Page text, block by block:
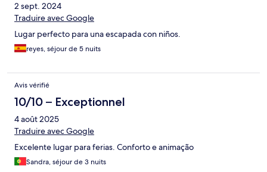
2 sept. 2024
Traduire avec Google
Lugar perfecto para una escapada con niños.
reyes, séjour de 5 nuits
Avis vérifié
10/10 – Exceptionnel
4 août 2025
Traduire avec Google
Excelente lugar para ferias. Conforto e animação
Sandra, séjour de 3 nuits